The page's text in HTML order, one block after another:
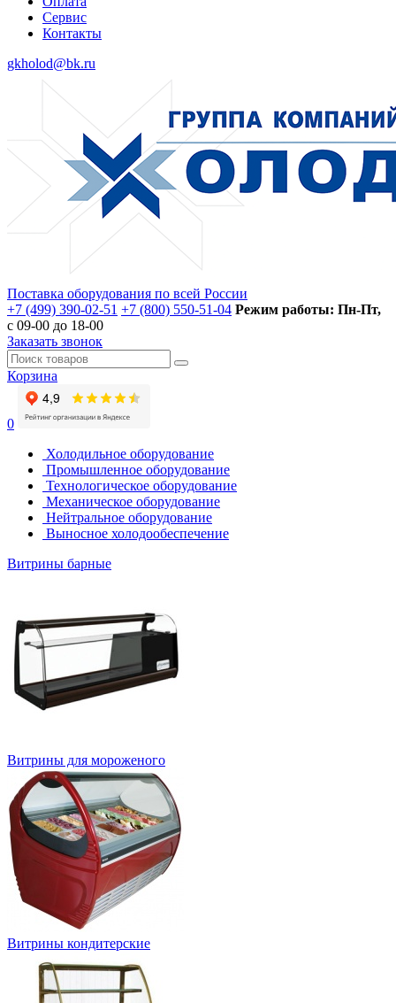
Сервис
Контакты
gkholod@bk.ru
Поставка оборудования по всей России
+7 (499) 390-02-51 +7 (800) 550-51-04 Режим работы: Пн-Пт,
с 09-00 до 18-00
Заказать звонок
Корзина
0
Холодильное оборудование
Промышленное оборудование
Технологическое оборудование
Механическое оборудование
Нейтральное оборудование
Выносное холодообеспечение
Витрины барные
Витрины для мороженого
Витрины кондитерские